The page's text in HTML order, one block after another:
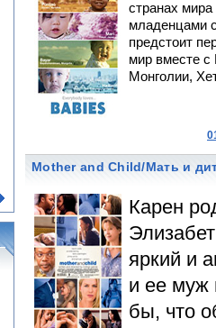
странах
младенцами
предстоит
мир вместе с
Монголии,
Mother and Child/Мать и
Карен
яркий и
и ее муж
бы, что